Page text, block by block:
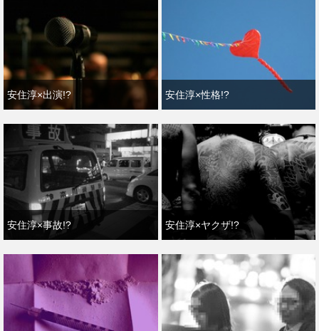
安住淳×出演!? 安住淳×性格!?
安住淳×事故!? 安住淳×ヤクザ!?